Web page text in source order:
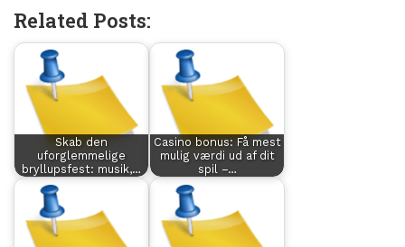
Related Posts:
Skab den
uforglemmelige
bryllupsfest: musik,…
Casino bonus: Få mest
mulig værdi ud af dit
spil –…